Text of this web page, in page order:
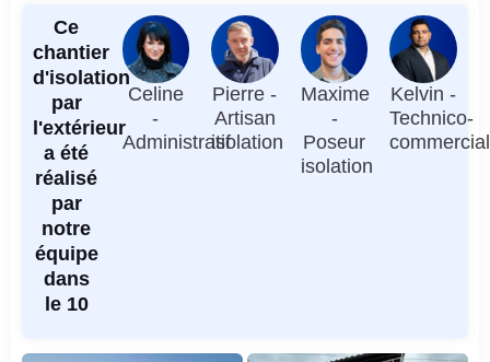
Ce
chantier
d'isolation
par
l'extérieur
a été
réalisé
par
notre
équipe
dans
le 10
Celine
-
Administratif
Pierre -
Artisan
isolation
Maxime
-
Poseur
isolation
Kelvin -
Technico-
commercial